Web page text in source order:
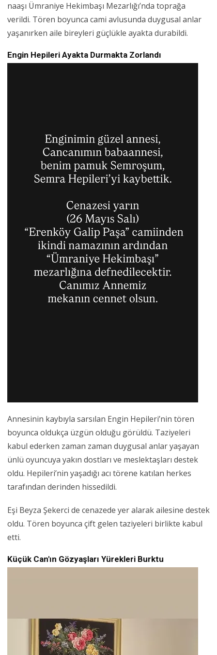
naaşı Ümraniye Hekimbaşı Mezarlığı’nda toprağa
verildi. Tören boyunca cami avlusunda duygusal anlar
yaşanırken aile bireyleri güçlükle ayakta durabildi.
Engin Hepileri Ayakta Durmakta Zorlandı
Annesinin kaybıyla sarsılan Engin Hepileri’nin tören
boyunca oldukça üzgün olduğu görüldü. Taziyeleri
kabul ederken zaman zaman duygusal anlar yaşayan
ünlü oyuncuya yakın dostları ve meslektaşları destek
oldu. Hepileri’nin yaşadığı acı törene katılan herkes
tarafından derinden hissedildi.
Eşi Beyza Şekerci de cenazede yer alarak ailesine destek
oldu. Tören boyunca çift gelen taziyeleri birlikte kabul
etti.
Küçük Can'ın Gözyaşları Yürekleri Burktu